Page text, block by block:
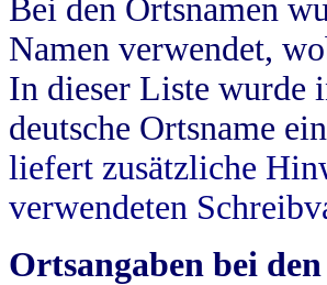
Bei den Ortsnamen
Namen verwendet,
In dieser Liste wurde
deutsche Ortsname
liefert zusätzliche
verwendeten
Ortsangaben bei